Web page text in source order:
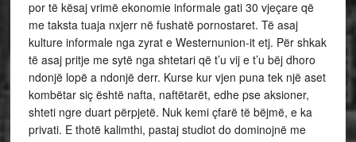
por të kësaj vrimë ekonomie informale gati 30 vjeçare që
me taksta tuaja nxjerr në fushatë pornostaret. Të asaj
kulture informale nga zyrat e Westernunion-it etj. Për shkak
të asaj pritje me sytë nga shtetari që t’u vij e t’u bëj dhoro
ndonjë lopë a ndonjë derr. Kurse kur vjen puna tek një aset
kombëtar siç është nafta, naftëtarët, edhe pse aksioner,
shteti ngre duart përpjetë. Nuk kemi çfarë të bëjmë, e ka
privati. E thotë kalimthi, pastaj studiot do dominojnë me